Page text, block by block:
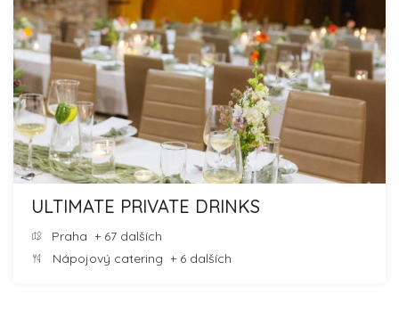
ULTIMATE PRIVATE DRINKS
Praha + 67 dalších
Nápojový catering + 6 dalších